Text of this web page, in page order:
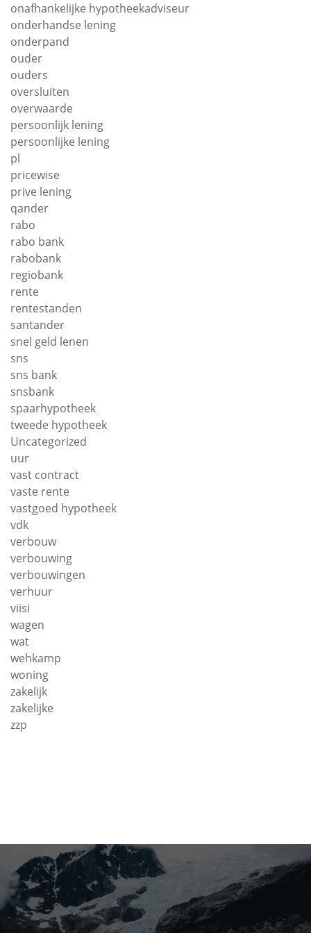
onafhankelijke hypotheekadviseur
onderhandse lening
onderpand
ouder
ouders
oversluiten
overwaarde
persoonlijk lening
persoonlijke lening
pl
pricewise
prive lening
qander
rabo
rabo bank
rabobank
regiobank
rente
rentestanden
santander
snel geld lenen
sns
sns bank
snsbank
spaarhypotheek
tweede hypotheek
Uncategorized
uur
vast contract
vaste rente
vastgoed hypotheek
vdk
verbouw
verbouwing
verbouwingen
verhuur
viisi
wagen
wat
wehkamp
woning
zakelijk
zakelijke
zzp